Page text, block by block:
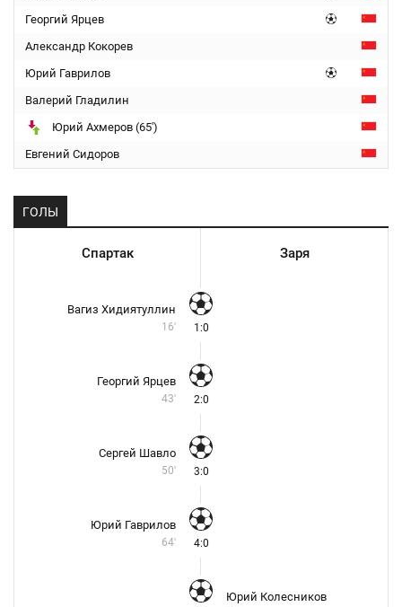
Георгий Ярцев
Александр Кокорев
Юрий Гаврилов
Валерий Гладилин
Юрий Ахмеров (65')
Евгений Сидоров
ГОЛЫ
Спартак Заря
Вагиз Хидиятуллин
16' 1:0
Георгий Ярцев
43' 2:0
Сергей Шавло
50' 3:0
Юрий Гаврилов
64' 4:0
Юрий Колесников